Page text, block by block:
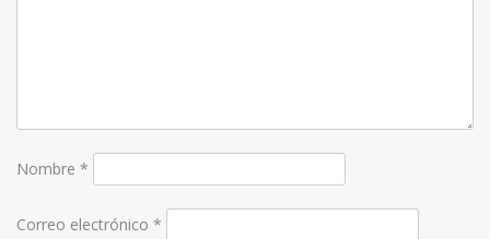
Nombre *
Correo electrónico *